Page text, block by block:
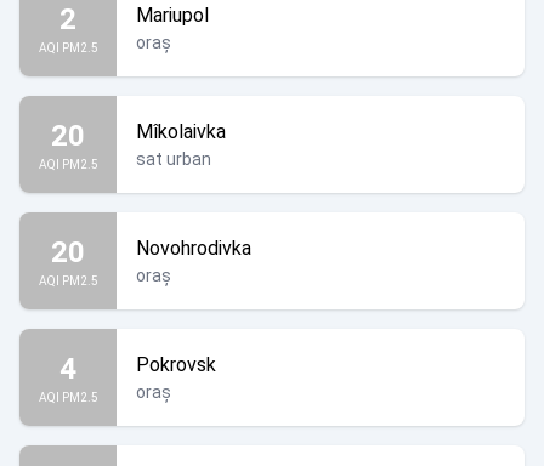
2
AQI PM2.5
Mariupol
oraș
20
AQI PM2.5
Mîkolaivka
sat urban
20
AQI PM2.5
Novohrodivka
oraș
4
AQI PM2.5
Pokrovsk
oraș